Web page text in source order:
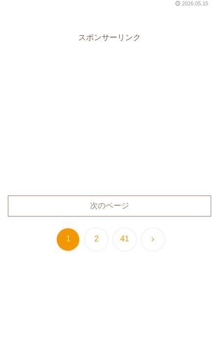
2026.05.15
スポンサーリンク
次のページ
1 2 41 次